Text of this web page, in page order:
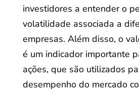
investidores a entender o
volatilidade associada a
empresas. Além disso, o
é um indicador importante
ações, que são utilizados
desempenho do mercado